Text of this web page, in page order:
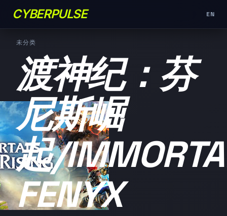
CYBERPULSE EN
未分类
渡神纪：芬
尼斯崛
起/
FENYX